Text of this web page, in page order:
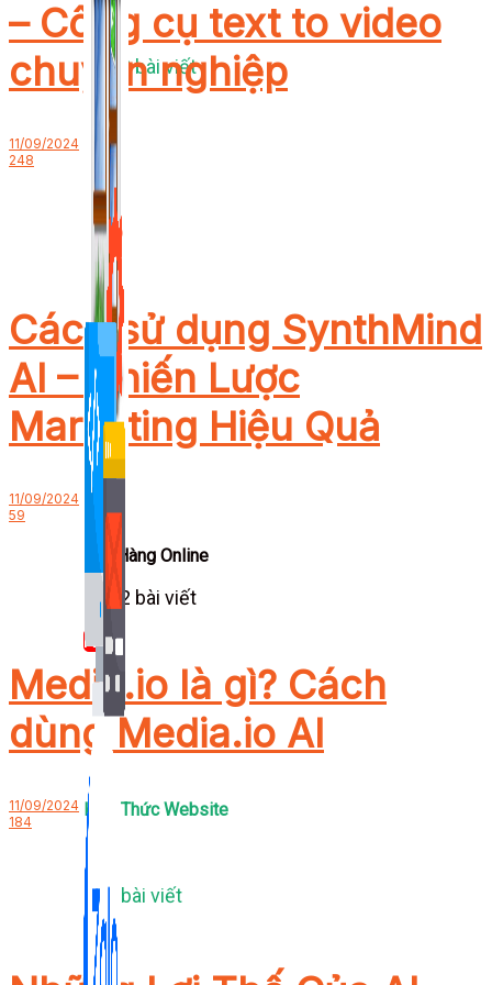
Bán Hàng Online
2,632 bài viết
New
1,422 bài viết
Kiến Thức Website
309 bài viết
– Công cụ text to video
chuyên nghiệp
11/09/2024
248
Cách sử dụng SynthMind
AI – Chiến Lược
Marketing Hiệu Quả
11/09/2024
59
Media.io là gì? Cách
dùng Media.io AI
11/09/2024
184